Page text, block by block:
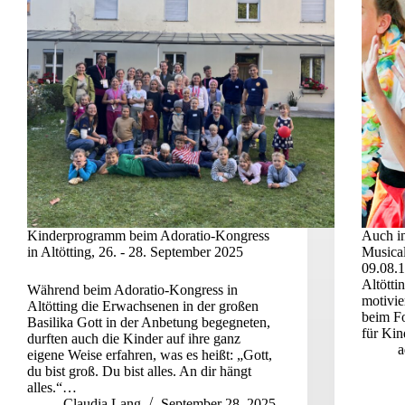
Kinderprogramm beim Adoratio-Kongress
in Altötting, 26. - 28. September 2025
Während beim Adoratio-Kongress in
Altötting die Erwachsenen in der großen
Basilika Gott in der Anbetung begegneten,
durften auch die Kinder auf ihre ganz
eigene Weise erfahren, was es heißt: „Gott,
du bist groß. Du bist alles. An dir hängt
alles.“…
Auch
beim
für